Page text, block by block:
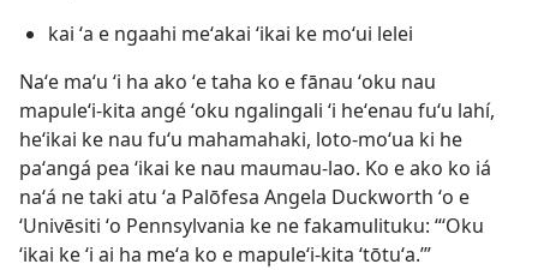
kai ʻa e ngaahi meʻakai ʻikai ke moʻui lelei
Naʻe maʻu ʻi ha ako ʻe taha ko e fānau ʻoku nau
mapuleʻi-kita angé ʻoku ngalingali ʻi heʻenau fuʻu lahí,
heʻikai ke nau fuʻu mahamahaki, loto-moʻua ki he
paʻangá pea ʻikai ke nau maumau-lao. Ko e ako ko iá
naʻá ne taki atu ʻa Palōfesa Angela Duckworth ʻo e
ʻUnivēsiti ʻo Pennsylvania ke ne fakamulituku: “ʻOku
ʻikai ke ʻi ai ha meʻa ko e mapuleʻi-kita ‘tōtuʻa.’”